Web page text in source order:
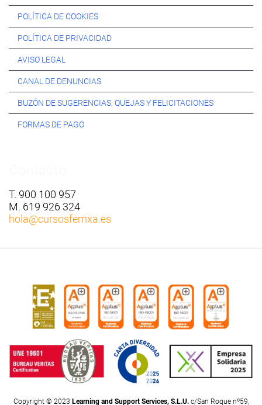
POLÍTICA DE COOKIES
POLÍTICA DE PRIVACIDAD
AVISO LEGAL
CANAL DE DENUNCIAS
BUZÓN DE SUGERENCIAS, QUEJAS Y FELICITACIONES
FORMAS DE PAGO
T. 900 100 957
M. 619 926 324
hola@cursosfemxa.es
Copyright © 2023 Learning and Support Services, S.L.U.c/San Roque nº59,